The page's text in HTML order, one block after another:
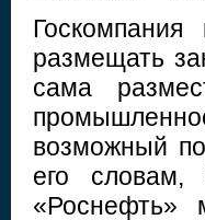
Госкомпания
размещать
сама
возможный
его словам,
«Роснефть»